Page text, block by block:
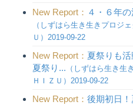
New Report： ４・６年
（しずはら生き生きプロジ
Ｕ）2019-09-22
New Report： 夏祭りも
夏祭り... （しずはら生き生
ＨＩＺＵ）2019-09-22
New Report： 後期初日！